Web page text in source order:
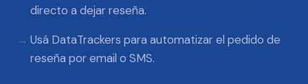
directo a dejar reseña.
Usá DataTrackers para automatizar el pedido de
reseña por email o SMS.